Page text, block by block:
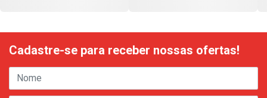
Cadastre-se para receber nossas ofertas!